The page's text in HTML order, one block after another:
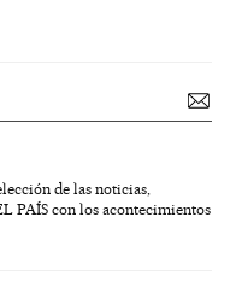
de las noticias,
PAÍS con los acontecimientos